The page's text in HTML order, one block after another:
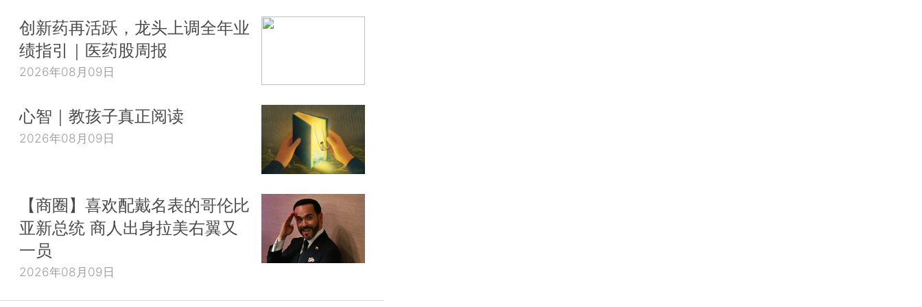
创新药再活跃，龙头上调全年业
绩指引｜医药股周报
2026年08月09日
心智｜教孩子真正阅读
2026年08月09日
【商圈】喜欢配戴名表的哥伦比
亚新总统 商人出身拉美右翼又
一员
2026年08月09日